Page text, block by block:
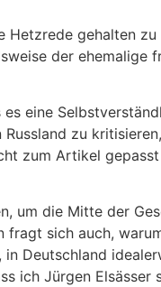
Hetzrede gehalten
der
eine
zu
zum Artikel
um die Mitte der
sich auch,
Deutschland
ich Jürgen